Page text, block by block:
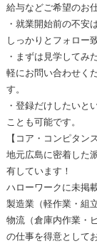
給与などご希望のお
・就業開始前の不安
しっかりとフォロー
・まずは見学してみ
軽にお問い合わせく
す。
・登録だけしたいと
ことも可能です。
【コア・コンピタン
地元広島に密着した
有しています！
ハローワークに未掲
製造業（軽作業・組
物流（倉庫内作業・
の仕事を得意として